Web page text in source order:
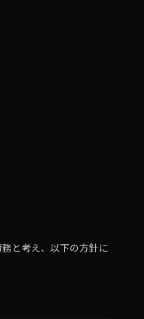
と考え、以下の方針に